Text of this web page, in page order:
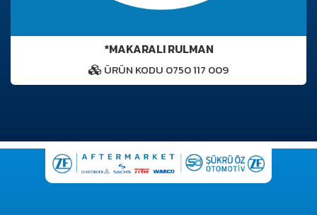
*MAKARALI RULMAN
ÜRÜN KODU 0750 117 009